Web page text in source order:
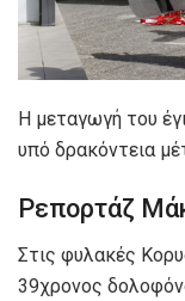
Η μεταγωγή του
υπό δρακόντεια
Ρεπορτάζ
Στις φυλακές
39χρονος